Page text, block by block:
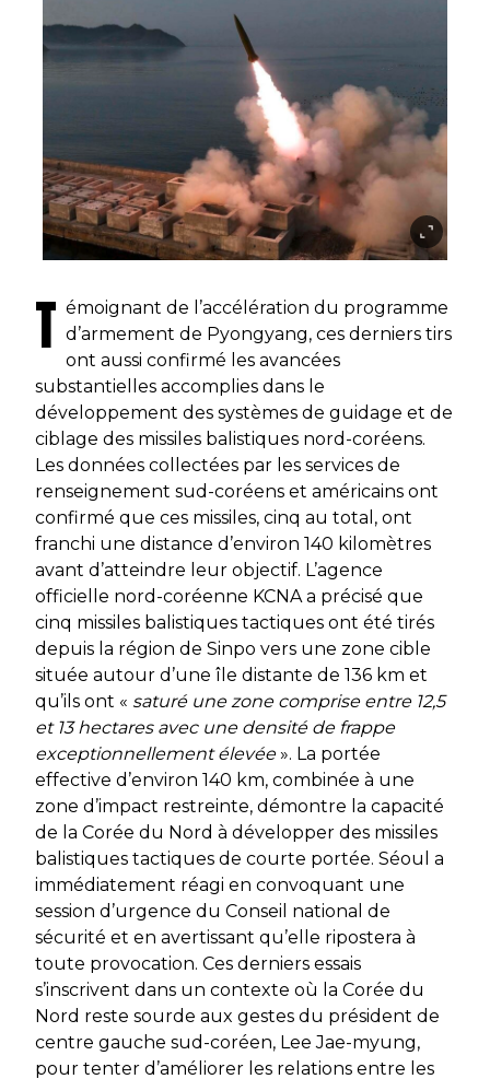
T émoignant de l’accélération du programme
d’armement de Pyongyang, ces derniers tirs
ont aussi confirmé les avancées
substantielles accomplies dans le
développement des systèmes de guidage et de
ciblage des missiles balistiques nord-coréens.
Les données collectées par les services de
renseignement sud-coréens et américains ont
confirmé que ces missiles, cinq au total, ont
franchi une distance d’environ 140 kilomètres
avant d’atteindre leur objectif. L’agence
officielle nord-coréenne KCNA a précisé que
cinq missiles balistiques tactiques ont été tirés
depuis la région de Sinpo vers une zone cible
située autour d’une île distante de 136 km et
qu’ils ont « saturé une zone comprise entre 12,5
et 13 hectares avec une densité de frappe
exceptionnellement élevée». La portée
effective d’environ 140 km, combinée à une
zone d’impact restreinte, démontre la capacité
de la Corée du Nord à développer des missiles
balistiques tactiques de courte portée. Séoul a
immédiatement réagi en convoquant une
session d’urgence du Conseil national de
sécurité et en avertissant qu’elle ripostera à
toute provocation. Ces derniers essais
s’inscrivent dans un contexte où la Corée du
Nord reste sourde aux gestes du président de
centre gauche sud-coréen, Lee Jae-myung,
pour tenter d’améliorer les relations entre les